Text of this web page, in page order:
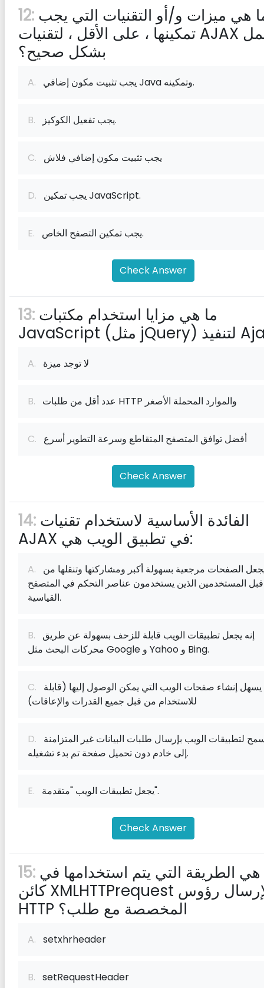
12:
تمكينها ، على الأقل ، لتقنيات AJAX للعمل
بشكل صحيح؟
A. يجب تثبيت مكون إضافي Java وتمكينه.
B. يجب تفعيل الكوكيز.
C. يجب تثبيت مكون إضافي فلاش
D. يجب تمكين JavaScript.
E. يجب تمكين التصفح الخاص.
Check Answer
13:
A. لا توجد ميزة
B. عدد أقل من طلبات HTTP والموارد المحملة الأصغر
C. أفضل توافق المتصفح المتقاطع وسرعة التطوير أسرع
Check Answer
14:
AJAX في تطبيق الويب هي:
A.
قبل المستخدمين الذين يستخدمون عناصر التحكم في المتصفح
القياسية.
B.
محركات البحث مثل Google و Yahoo و Bing.
C.
للاستخدام من قبل جميع القدرات والإعاقات)
D.
إلى خادم دون تحميل صفحة تم بدء تشغيله.
E. يجعل تطبيقات الويب "متقدمة".
Check Answer
15:
كائن XMLHTTPrequest لإرسال رؤوس
HTTP المخصصة مع طلب؟
A. setxhrheader
B. setRequestHeader